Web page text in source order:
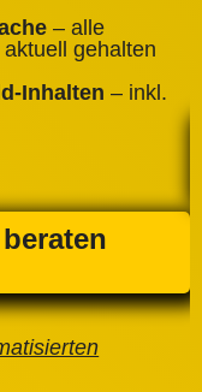
– alle
gehalten
– inkl.